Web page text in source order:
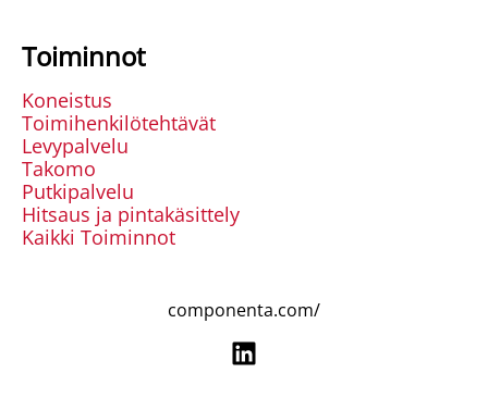
Toiminnot
Koneistus
Toimihenkilötehtävät
Levypalvelu
Takomo
Putkipalvelu
Hitsaus ja pintakäsittely
Kaikki Toiminnot
componenta.com/